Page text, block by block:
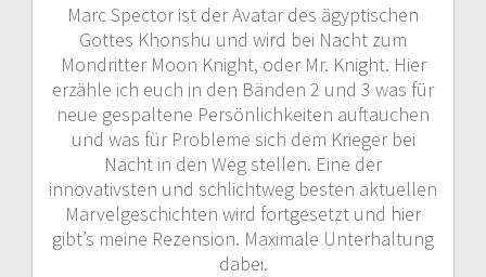
Marc Spector ist der Avatar des ägyptischen
Gottes Khonshu und wird bei Nacht zum
Mondritter Moon Knight, oder Mr. Knight. Hier
erzähle ich euch in den Bänden 2 und 3 was für
neue gespaltene Persönlichkeiten auftauchen
und was für Probleme sich dem Krieger bei
Nacht in den Weg stellen. Eine der
innovativsten und schlichtweg besten aktuellen
Marvelgeschichten wird fortgesetzt und hier
gibt’s meine Rezension. Maximale Unterhaltung
dabei.